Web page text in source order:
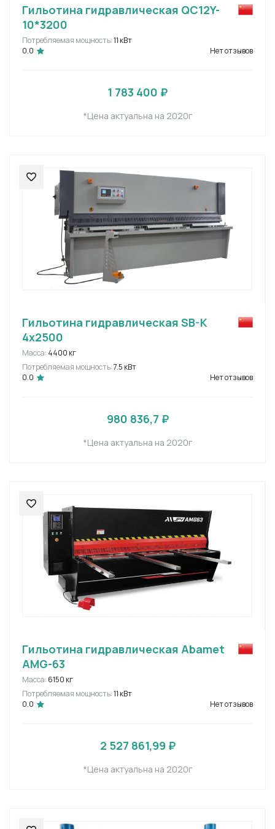
Гильотина гидравлическая QC12Y-
10*3200
Потребляемая мощность:11 кВт
0.0
Нет отзывов
1 783 400 ₽
*Цена актуальна на 2020г
Гильотина гидравлическая SB-K
4x2500
Масса: 4400 кг
Потребляемая мощность:7.5 кВт
0.0
Нет отзывов
980 836,7 ₽
*Цена актуальна на 2020г
Гильотина гидравлическая Abamet
AMG-63
Масса: 6150 кг
Потребляемая мощность:11 кВт
0.0
Нет отзывов
2 527 861,99 ₽
*Цена актуальна на 2020г